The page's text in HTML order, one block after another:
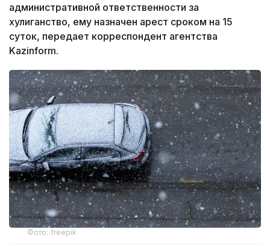
административной ответственности за
хулиганство, ему назначен арест сроком на 15
суток, передает корреспондент агентства
Kazinform.
Фото: freepik